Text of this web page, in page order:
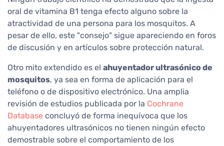
oral de vitamina B1 tenga efecto alguno sobre la
atractividad de una persona para los mosquitos. A
pesar de ello, este "consejo" sigue apareciendo en foros
de discusión y en artículos sobre protección natural.
Otro mito extendido es el ahuyentador ultrasónico de
mosquitos, ya sea en forma de aplicación para el
teléfono o de dispositivo electrónico. Una amplia
revisión de estudios publicada por la Cochrane
Database concluyó de forma inequívoca que los
ahuyentadores ultrasónicos no tienen ningún efecto
demostrable sobre el comportamiento de los